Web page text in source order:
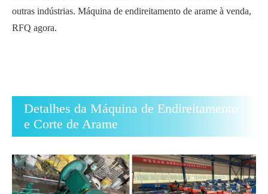
outras indústrias. Máquina de endireitamento de arame à venda,
RFQ agora.
Detalhes da Máquina de Endireitamento
e Corte de Arame